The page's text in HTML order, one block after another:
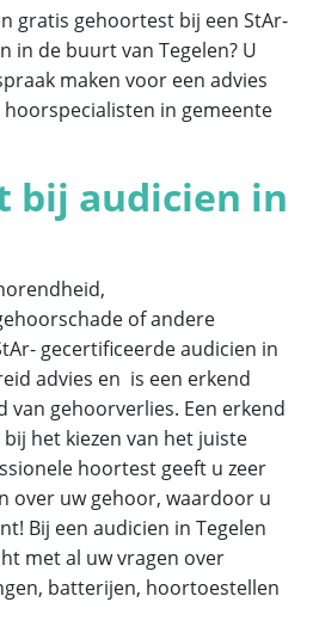
gratis gehoortest bij een StAr-
in de buurt van Tegelen? U
maken voor een advies
in gemeente
bij audicien in
of andere
gecertificeerde audicien in
advies en is een erkend
van gehoorverlies. Een erkend
het kiezen van het juiste
hoortest geeft u zeer
over uw gehoor, waardoor u
Bij een audicien in Tegelen
met al uw vragen over
batterijen, hoortoestellen